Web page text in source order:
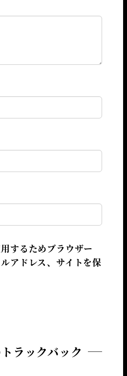
するためブラウザー
アドレス、サイトを保
ラックバック